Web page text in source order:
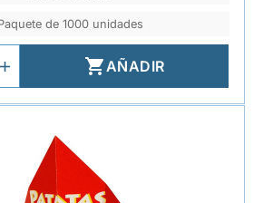
de 1000 unidades
AÑADIR